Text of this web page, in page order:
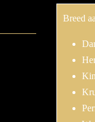
Breed